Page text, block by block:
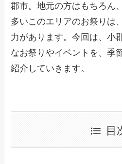
郡市。地元の方はもちろん
多いこのエリアのお祭りは
力があります。今回は、小
なお祭りやイベントを、季
紹介していきます。
目